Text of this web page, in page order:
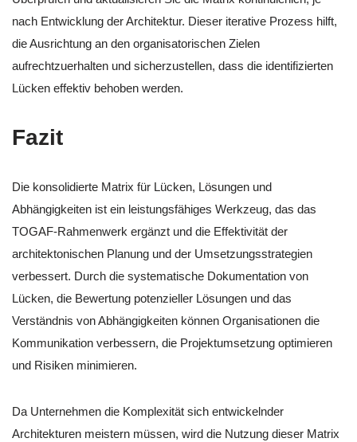
nach Entwicklung der Architektur. Dieser iterative Prozess hilft,
die Ausrichtung an den organisatorischen Zielen
aufrechtzuerhalten und sicherzustellen, dass die identifizierten
Lücken effektiv behoben werden.
Fazit
Die konsolidierte Matrix für Lücken, Lösungen und
Abhängigkeiten ist ein leistungsfähiges Werkzeug, das das
TOGAF-Rahmenwerk ergänzt und die Effektivität der
architektonischen Planung und der Umsetzungsstrategien
verbessert. Durch die systematische Dokumentation von
Lücken, die Bewertung potenzieller Lösungen und das
Verständnis von Abhängigkeiten können Organisationen die
Kommunikation verbessern, die Projektumsetzung optimieren
und Risiken minimieren.
Da Unternehmen die Komplexität sich entwickelnder
Architekturen meistern müssen, wird die Nutzung dieser Matrix